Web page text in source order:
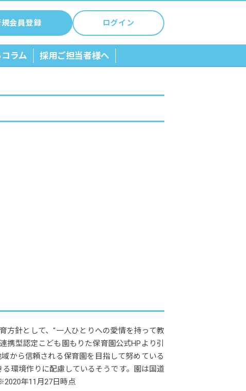
会員登録 ログイン
ラム 採用ご担当者様へ
方針として、"一人ひとりへの愛情を持って教
型認定こども園もりた保育園公式HPより引
から信頼される保育園を目指して努めている
環境作りに配慮しているそうです。園は国道
年11月27日時点